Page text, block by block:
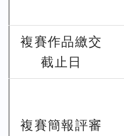
複賽作品繳交
截止日
複賽簡報評審